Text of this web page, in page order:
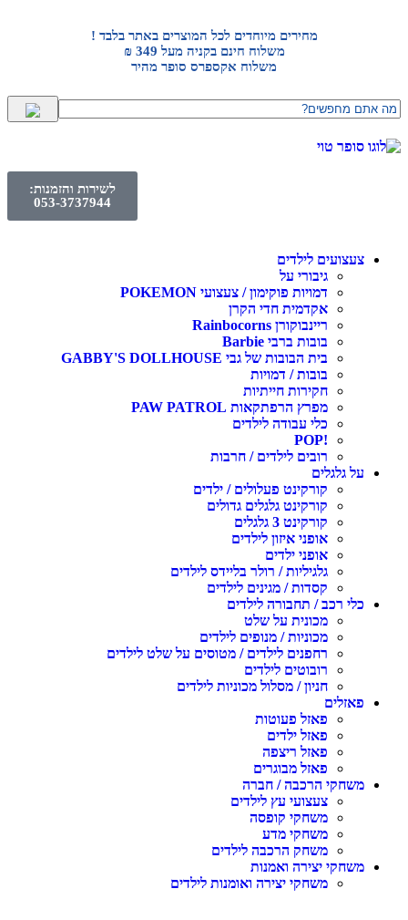
מחירים מיוחדים לכל המוצרים באתר בלבד !
משלוח חינם בקניה מעל 349 ₪
משלוח אקספרס סופר מהיר
לשירות והזמנות:
053-3737944
צעצועים לילדים
גיבורי על
דמויות פוקימון / צעצועי POKEMON
אקדמית חדי הקרן
ריינבוקורן Rainbocorns
בובות ברבי Barbie
בית הבובות של גבי GABBY'S DOLLHOUSE
בובות / דמויות
חקירות חייתיות
מפרץ הרפתקאות PAW PATROL
כלי עבודה לילדים
!POP
רובים לילדים / חרבות
על גלגלים
קורקינט פעלולים / ילדים
קורקינט גלגלים גדולים
קורקינט 3 גלגלים
אופני איזון לילדים
אופני ילדים
גלגיליות / רולר בליידס לילדים
קסדות / מגינים לילדים
כלי רכב / תחבורה לילדים
מכונית על שלט
מכוניות / מנופים לילדים
רחפנים לילדים / מטוסים על שלט לילדים
רובוטים לילדים
חניון / מסלול מכוניות לילדים
פאזלים
פאזל פעוטות
פאזל ילדים
פאזל ריצפה
פאזל מבוגרים
משחקי הרכבה / חברה
צעצועי עץ לילדים
משחקי קופסה
משחקי מדע
משחק הרכבה לילדים
משחקי יצירה ואמנות
משחקי יצירה ואומנות לילדים